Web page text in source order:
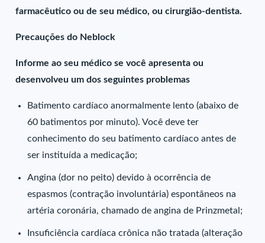
farmacêutico ou de seu médico, ou cirurgião-dentista.
Precauções do Neblock
Informe ao seu médico se você apresenta ou
desenvolveu um dos seguintes problemas
Batimento cardíaco anormalmente lento (abaixo de
60 batimentos por minuto). Você deve ter
conhecimento do seu batimento cardíaco antes de
ser instituída a medicação;
Angina (dor no peito) devido à ocorrência de
espasmos (contração involuntária) espontâneos na
artéria coronária, chamado de angina de Prinzmetal;
Insuficiência cardíaca crônica não tratada (alteração